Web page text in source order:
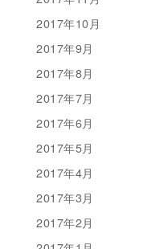
2017年10月
2017年9月
2017年8月
2017年7月
2017年6月
2017年5月
2017年4月
2017年3月
2017年2月